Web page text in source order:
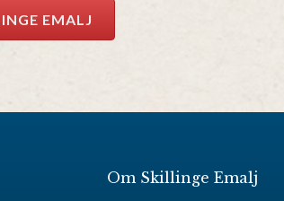
EMALJ
Om Skillinge Emalj